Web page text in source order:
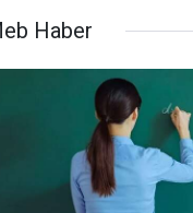
Haber